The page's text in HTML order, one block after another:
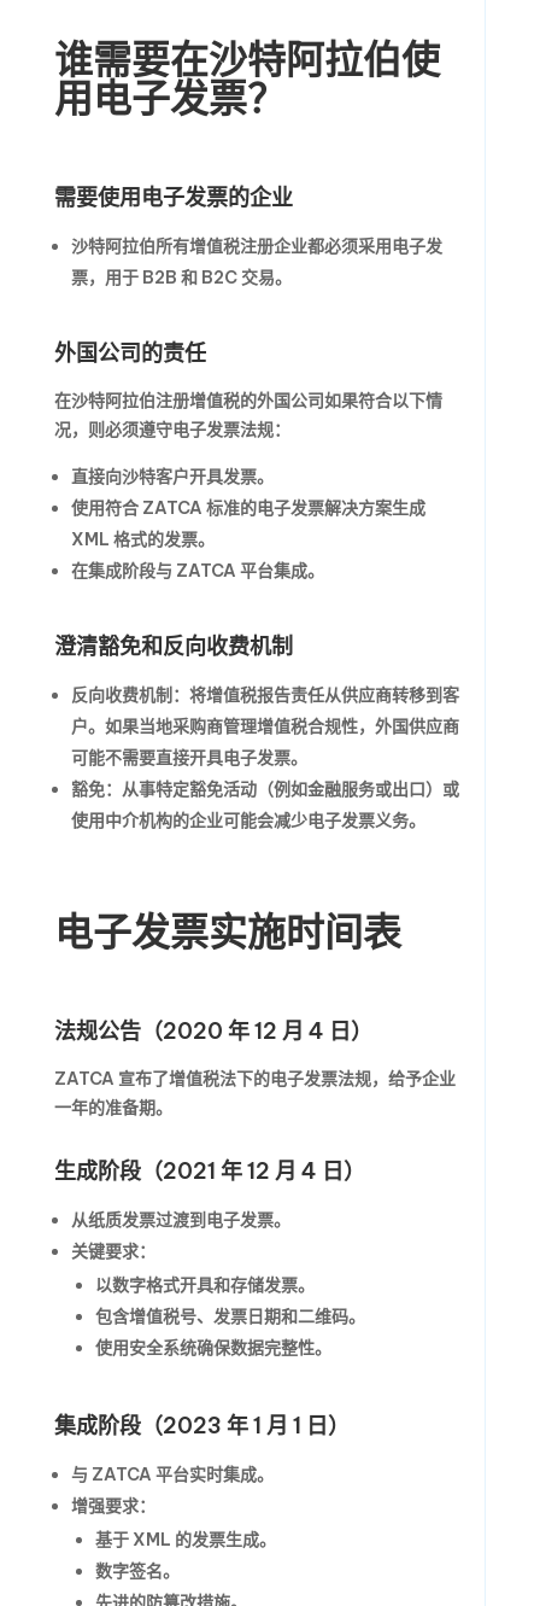
谁需要在沙特阿拉伯使
用电子发票？
需要使用电子发票的企业
沙特阿拉伯所有增值税注册企业都必须采用电子发
票，用于 B2B 和 B2C 交易。
外国公司的责任
在沙特阿拉伯注册增值税的外国公司如果符合以下情
况，则必须遵守电子发票法规：
直接向沙特客户开具发票。
使用符合 ZATCA 标准的电子发票解决方案生成
XML 格式的发票。
在集成阶段与 ZATCA 平台集成。
澄清豁免和反向收费机制
反向收费机制 ：将增值税报告责任从供应商转移到客
户。如果当地采购商管理增值税合规性，外国供应商
可能不需要直接开具电子发票。
豁免：从事特定豁免活动（例如金融服务或出口）或
使用中介机构的企业可能会减少电子发票义务。
电子发票实施时间表
法规公告（2020 年 12 月 4 日）
ZATCA 宣布了增值税法下的电子发票法规，给予企业
一年的准备期。
生成阶段（2021 年 12 月 4 日）
从纸质发票过渡到电子发票。
关键要求：
以数字格式开具和存储发票。
包含增值税号、发票日期和二维码。
使用安全系统确保数据完整性。
集成阶段（2023 年 1 月 1 日）
与 ZATCA 平台实时集成。
增强要求：
基于 XML 的发票生成。
数字签名。